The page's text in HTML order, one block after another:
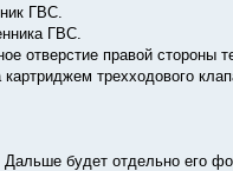
ГВС.
ГВС.
отверстие правой
трехходового
будет отдельно его